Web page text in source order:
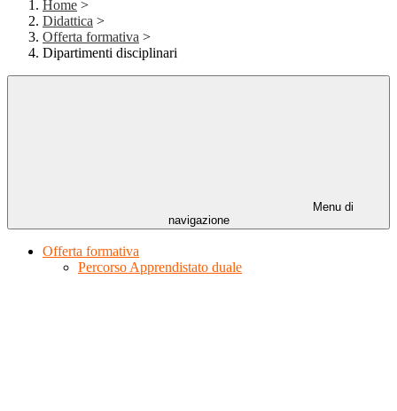
Home >
Didattica >
Offerta formativa >
Dipartimenti disciplinari
Menu di
navigazione
Offerta formativa
Percorso Apprendistato duale